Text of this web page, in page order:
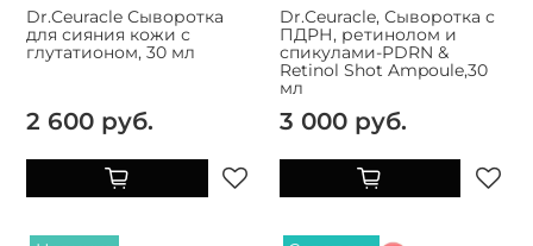
Dr.Ceuracle Сыворотка
для сияния кожи с
глутатионом, 30 мл
2 600 руб.
Dr.Ceuracle, Сыворотка с
ПДРН, ретинолом и
спикулами-PDRN &
Retinol Shot Ampoule,30
мл
3 000 руб.